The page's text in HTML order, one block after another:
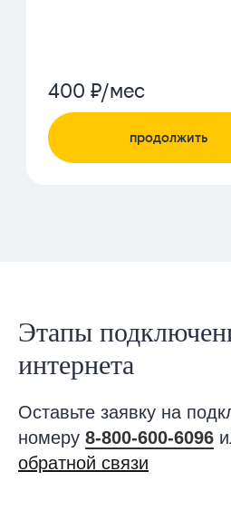
Этапы
интернета
Оставьте заявку на
номеру 8-800-600-6096
обратной связи